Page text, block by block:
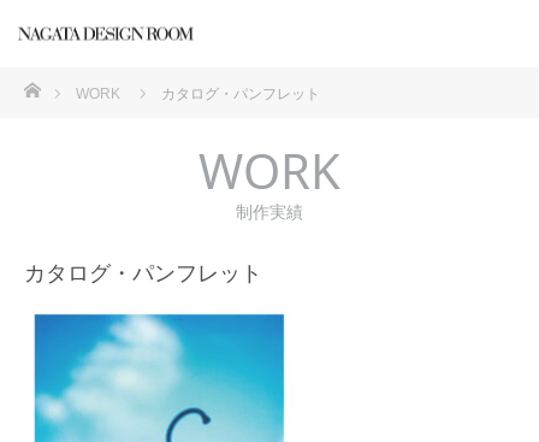
ホームWORK カタログ・パンフレット
WORK
制作実績
カタログ・パンフレット